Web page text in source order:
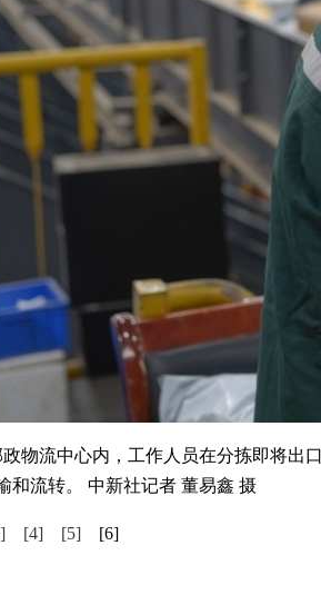
流中心内，工作人员在分拣即将出
和流转。 中新社记者 董易鑫 摄
[4] [5] [6]